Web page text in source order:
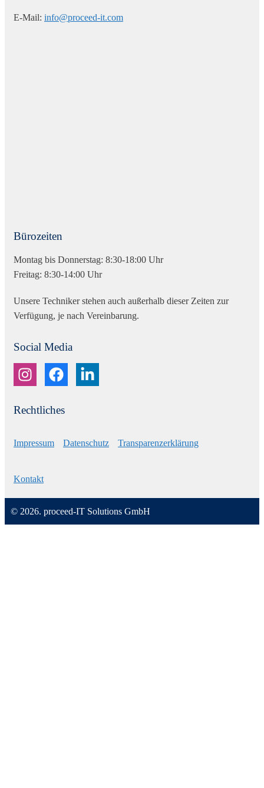
E-Mail: info@proceed-it.com
Bürozeiten
Montag bis Donnerstag: 8:30-18:00 Uhr
Freitag: 8:30-14:00 Uhr
Unsere Techniker stehen auch außerhalb dieser Zeiten zur
Verfügung, je nach Vereinbarung.
Social Media
Rechtliches
Impressum Datenschutz Transparenzerklärung
Kontakt
© 2026. proceed-IT Solutions GmbH